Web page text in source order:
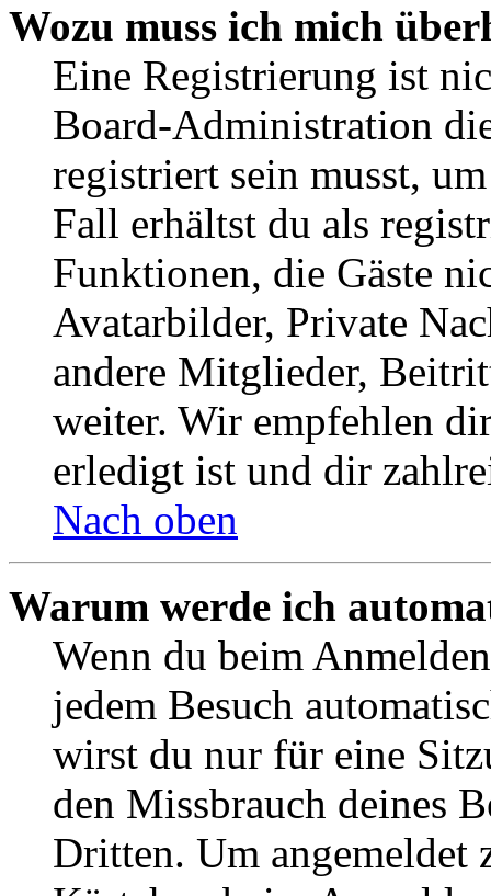
Wozu muss ich mich
Eine Registrierung ist
Board-Administration
registriert sein musst,
Fall erhältst du als
Funktionen, die Gäste
Avatarbilder, Private
andere Mitglieder,
weiter. Wir empfehlen
erledigt ist und dir
Nach oben
Warum werde ich
Wenn du beim
jedem Besuch
wirst du nur für eine
den Missbrauch deines
Dritten. Um angemeldet